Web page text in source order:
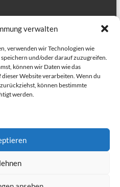
verwalten
verwenden wir Technologien wie
und/oder darauf zuzugreifen.
können wir Daten wie das
Website verarbeiten. Wenn du
können bestimmte
werden.